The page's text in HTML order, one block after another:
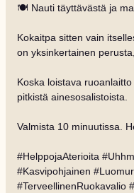
🍽️ Nauti täyttävästä ja
Kokaitpa sitten vain
on yksinkertainen
Koska loistava
pitkistä ainesosalistoista.
Valmista 10 minuutissa.
#HelppojaAterioita
#Kasvipohjainen
#TerveellinenRuokavalio